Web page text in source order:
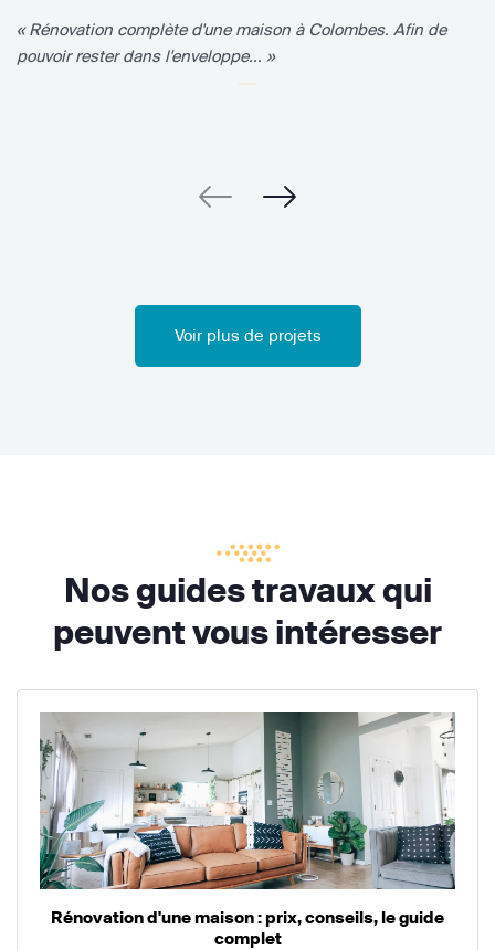
« Rénovation complète d'une maison à Colombes. Afin de
pouvoir rester dans l'enveloppe... »
Voir plus de projets
Nos guides travaux qui
peuvent vous intéresser
Rénovation d'une maison : prix, conseils, le guide
complet